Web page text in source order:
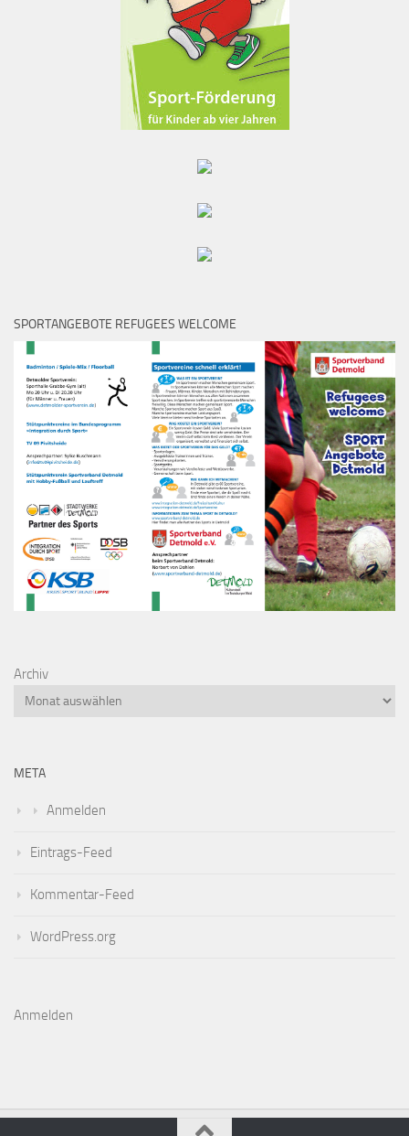
SPORTANGEBOTE REFUGEES WELCOME
Archiv
META
Anmelden
Eintrags-Feed
Kommentar-Feed
WordPress.org
Anmelden